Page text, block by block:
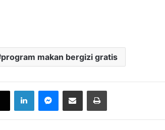
program makan bergizi gratis
LinkedInMessenger
Bagikan melalui Email Cetak
DPRD Samarinda Matangkan Raperda
Sempadan Sungai